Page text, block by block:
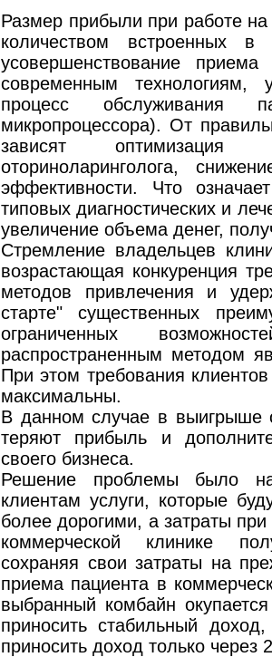
Размер прибыли при работе
количеством встроенных
усовершенствование
современным технологиям,
процесс обслуживания
микропроцессора). От
зависят оптимизация
оториноларинголога,
эффективности. Что
типовых диагностических и
увеличение объема денег,
Стремление владельцев
возрастающая конкуренция
методов привлечения и
старте" существенных
ограниченных
распространенным методом
При этом требования
максимальны.
В данном случае в выигрыше
теряют прибыль и
своего бизнеса.
Решение проблемы было
клиентам услуги, которые
более дорогими, а затраты
коммерческой клинике
сохраняя свои затраты на
приема пациента в
выбранный комбайн
приносить стабильный
приносить доход только через